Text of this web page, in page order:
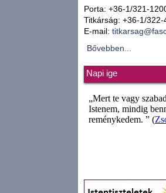
Porta: +36-1/321-
Titkárság: +36-1/322-
E-mail:
Bővebben...
Napi ige